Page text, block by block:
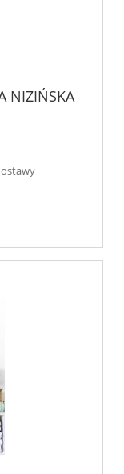
NIZIŃSKA